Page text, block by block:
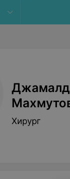
Хирург